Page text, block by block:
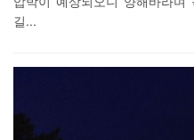
길...